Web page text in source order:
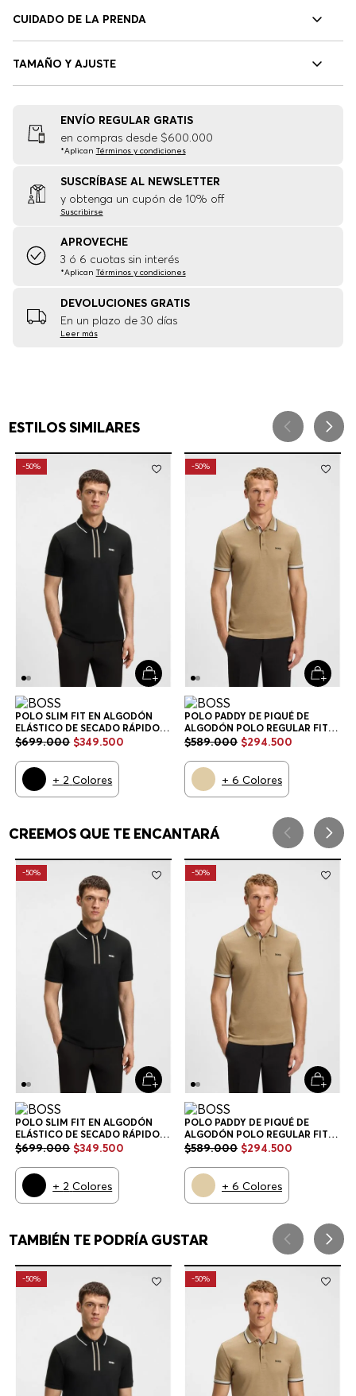
CUIDADO DE LA PRENDA
TAMAÑO Y AJUSTE
ENVÍO REGULAR GRATIS
en compras desde $600.000
*Aplican Términos y condiciones
SUSCRÍBASE AL NEWSLETTER
y obtenga un cupón de 10% off
Suscribirse
APROVECHE
3 ó 6 cuotas sin interés
*Aplican Términos y condiciones
DEVOLUCIONES GRATIS
En un plazo de 30 días
Leer más
ESTILOS SIMILARES
-50%
POLO SLIM FIT EN ALGODÓN
ELÁSTICO DE SECADO RÁPIDO
POLO SLIM FIT HOMBRE
$699.000 $349.500
+ 2 Colores
-50%
POLO PADDY DE PIQUÉ DE
ALGODÓN POLO REGULAR FIT
HOMBRE
$589.000 $294.500
+ 6 Colores
CREEMOS QUE TE ENCANTARÁ
-50%
POLO SLIM FIT EN ALGODÓN
ELÁSTICO DE SECADO RÁPIDO
POLO SLIM FIT HOMBRE
$699.000 $349.500
+ 2 Colores
-50%
POLO PADDY DE PIQUÉ DE
ALGODÓN POLO REGULAR FIT
HOMBRE
$589.000 $294.500
+ 6 Colores
TAMBIÉN TE PODRÍA GUSTAR
-50% -50%